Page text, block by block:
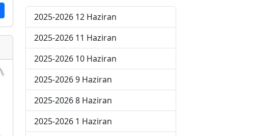
2025-2026 12 Haziran
2025-2026 11 Haziran
2025-2026 10 Haziran
2025-2026 9 Haziran
2025-2026 8 Haziran
2025-2026 1 Haziran